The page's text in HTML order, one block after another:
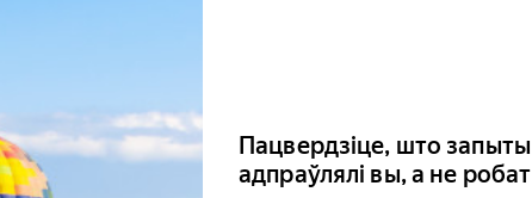
Пацвердзіце, што запыты
адпраўлялі вы, а не робат